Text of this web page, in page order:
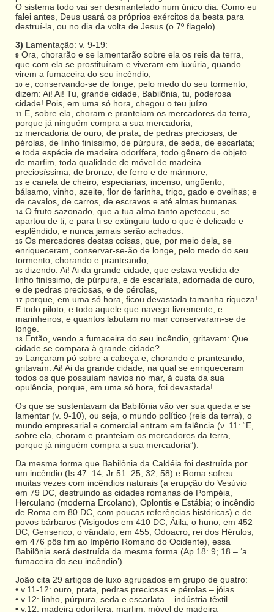
O sistema todo vai ser desmantelado num único dia. Como eu
falei antes, Deus usará os próprios exércitos da besta para
destruí-la, ou no dia da volta de Jesus (o 7º flagelo).
3) Lamentação: v. 9-19:
9 Ora, chorarão e se lamentarão sobre ela os reis da terra,
que com ela se prostituíram e viveram em luxúria, quando
virem a fumaceira do seu incêndio,
10 e, conservando-se de longe, pelo medo do seu tormento,
dizem: Ai! Ai! Tu, grande cidade, Babilônia, tu, poderosa
cidade! Pois, em uma só hora, chegou o teu juízo.
11
E, sobre ela, choram e pranteiam os mercadores da terra,
porque já ninguém compra a sua mercadoria,
12 mercadoria de ouro, de prata, de pedras preciosas, de
pérolas, de linho finíssimo, de púrpura, de seda, de escarlata;
e toda espécie de madeira odorífera, todo gênero de objeto
de marfim, toda qualidade de móvel de madeira
preciosíssima, de bronze, de ferro e de mármore;
13 e canela de cheiro, especiarias, incenso, ungüento,
bálsamo, vinho, azeite, flor de farinha, trigo, gado e ovelhas; e
de cavalos, de carros, de escravos e até almas humanas.
14 O fruto sazonado, que a tua alma tanto apeteceu, se
apartou de ti, e para ti se extinguiu tudo o que é delicado e
esplêndido, e nunca jamais serão achados.
15 Os mercadores destas coisas, que, por meio dela, se
enriqueceram, conservar-se-ão de longe, pelo medo do seu
tormento, chorando e pranteando,
16 dizendo: Ai! Ai da grande cidade, que estava vestida de
linho finíssimo, de púrpura, e de escarlata, adornada de ouro,
e de pedras preciosas, e de pérolas,
17 porque, em uma só hora, ficou devastada tamanha riqueza!
E todo piloto, e todo aquele que navega livremente, e
marinheiros, e quantos labutam no mar conservaram-se de
longe.
18 Então, vendo a fumaceira do seu incêndio, gritavam: Que
cidade se compara à grande cidade?
19 Lançaram pó sobre a cabeça e, chorando e pranteando,
gritavam: Ai! Ai da grande cidade, na qual se enriqueceram
todos os que possuíam navios no mar, à custa da sua
opulência, porque, em uma só hora, foi devastada!
Os que se sustentavam da Babilônia vão ver sua queda e se
lamentar (v. 9-10), ou seja, o mundo político (reis da terra), o
mundo empresarial e comercial entram em falência (v. 11: “E,
sobre ela, choram e pranteiam os mercadores da terra,
porque já ninguém compra a sua mercadoria”).
Da mesma forma que Babilônia da Caldéia foi destruída por
um incêndio (Is 47: 14; Jr 51: 25; 32; 58) e Roma sofreu
muitas vezes com incêndios naturais (a erupção do Vesúvio
em 79 DC, destruindo as cidades romanas de Pompéia,
Herculano (moderna Ercolano), Oplontis e Estábia; o incêndio
de Roma em 80 DC, com poucas referências históricas) e de
povos bárbaros (Visigodos em 410 DC; Átila, o huno, em 452
DC; Genserico, o vândalo, em 455; Odoacro, rei dos Hérulos,
em 476 pôs fim ao Império Romano do Ocidente), essa
Babilônia será destruída da mesma forma (Ap 18: 9; 18 – ‘a
fumaceira do seu incêndio’).
João cita 29 artigos de luxo agrupados em grupo de quatro:
• v.11-12: ouro, prata, pedras preciosas e pérolas – jóias.
• v.12: linho, púrpura, seda e escarlata – indústria têxtil.
• v.12: madeira odorífera, marfim, móvel de madeira